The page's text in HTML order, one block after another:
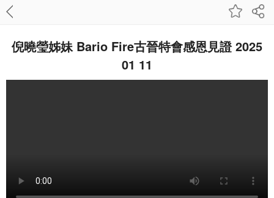
倪曉瑩姊妹 Bario Fire古晉特會感恩見證 2025
01 11